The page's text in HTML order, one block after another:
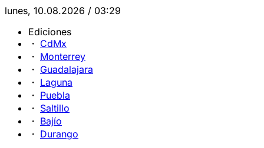
lunes, 10.08.2026 / 03:29
Ediciones
CdMx
Monterrey
Guadalajara
Laguna
Puebla
Saltillo
Bajío
Durango